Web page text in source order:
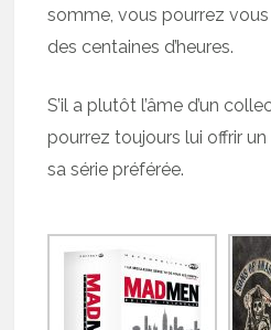
somme, vous pourrez
des centaines d’heures.
S’il a plutôt l’âme d’un
pourrez toujours lui offrir
sa série préférée.